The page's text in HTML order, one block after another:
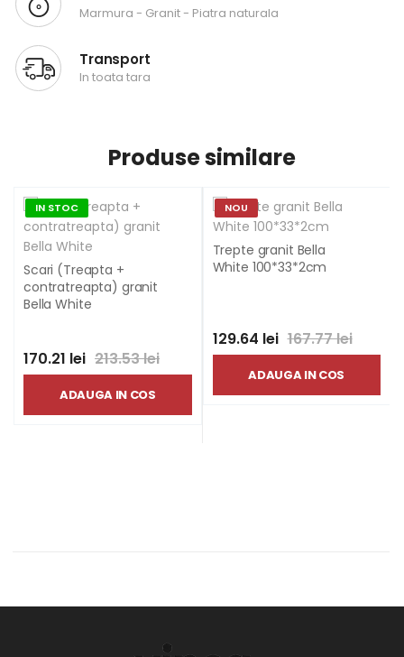
Marmura - Granit - Piatra naturala
Transport
In toata tara
Produse similare
IN STOC
Scari (Treapta +
contratreapta) granit
Bella White
170.21 lei 213.53 lei
ADAUGA IN COS
NOU
Trepte granit Bella
White 100*33*2cm
129.64 lei 167.77 lei
ADAUGA IN COS